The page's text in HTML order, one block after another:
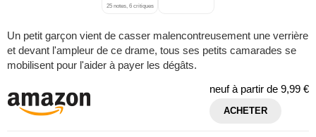
25 notes, 6 critiques
Un petit garçon vient de casser malencontreusement une verrière
et devant l'ampleur de ce drame, tous ses petits camarades se
mobilisent pour l'aider à payer les dégâts.
neuf à partir de 9,99 €
ACHETER